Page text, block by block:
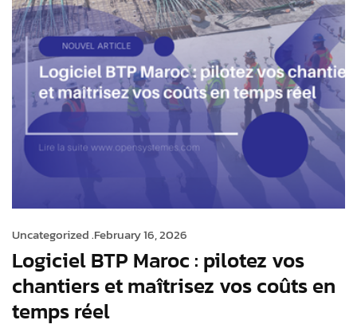
Uncategorized .February 16, 2026
Logiciel BTP Maroc : pilotez vos
chantiers et maîtrisez vos coûts en
temps réel